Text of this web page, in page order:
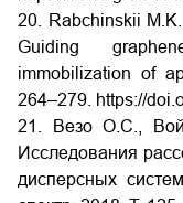
20. Rabchinskii
Guiding
immobilization of
264–279. https://
21. Везо О.С.,
Исследования
дисперсных